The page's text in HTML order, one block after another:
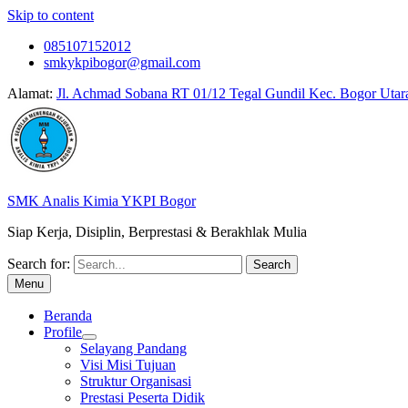
Skip to content
085107152012
smkykpibogor@gmail.com
Alamat: Jl. Achmad Sobana RT 01/12 Tegal Gundil Kec. Bogor
SMK Analis Kimia YKPI Bogor
Siap Kerja, Disiplin, Berprestasi & Berakhlak Mulia
Search for:
Menu
Beranda
Profile
Selayang Pandang
Visi Misi Tujuan
Struktur Organisasi
Prestasi Peserta Didik